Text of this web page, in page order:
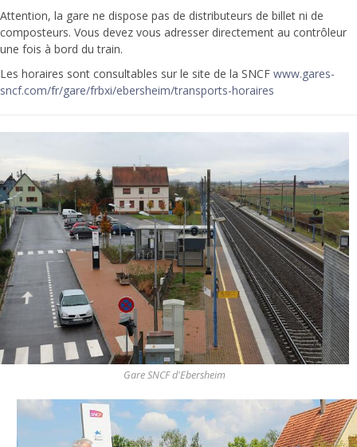
Attention, la gare ne dispose pas de distributeurs de billet ni de
composteurs. Vous devez vous adresser directement au contrôleur
une fois à bord du train.
Les horaires sont consultables sur le site de la SNCF www.gares-
sncf.com/fr/gare/frbxi/ebersheim/transports-horaires
Gare SNCF d'Ebersheim